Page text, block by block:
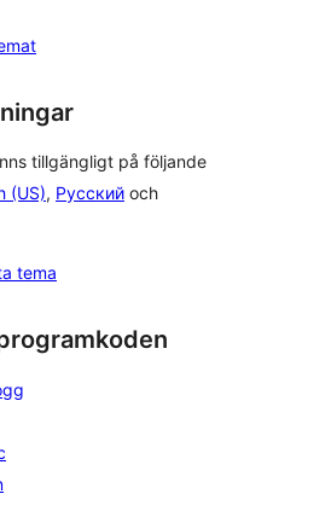
tillgängligt på följande
(US), Русский och
tema